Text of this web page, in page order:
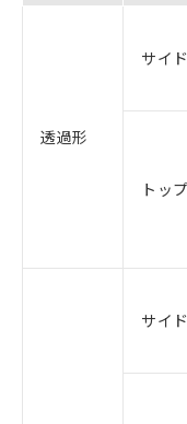
透過形
サイ
トッ
サイ